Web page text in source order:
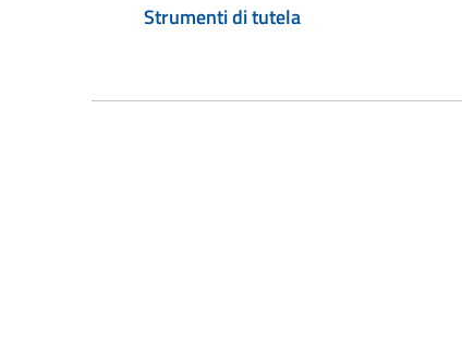
Strumenti di tutela